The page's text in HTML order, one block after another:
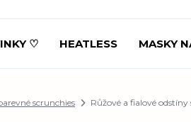
♡ HEATLESS MASKY
scrunchies Růžové a fialové odstíny